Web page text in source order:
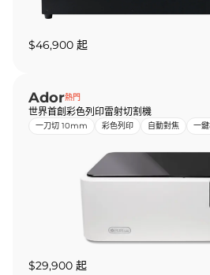
$46,900 起
Ador熱門
世界首創彩色列印雷射切割機
一刀切 10mm 彩色列印 自動對焦 一
$29,900 起